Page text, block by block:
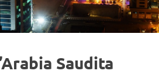
Saudita